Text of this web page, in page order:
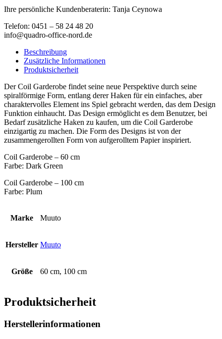
Ihre persönliche Kundenberaterin: Tanja Ceynowa
Telefon: 0451 – 58 24 48 20
info@quadro-office-nord.de
Beschreibung
Zusätzliche Informationen
Produktsicherheit
Der Coil Garderobe findet seine neue Perspektive durch seine
spiralförmige Form, entlang derer Haken für ein einfaches, aber
charaktervolles Element ins Spiel gebracht werden, das dem Design
Funktion einhaucht. Das Design ermöglicht es dem Benutzer, bei
Bedarf zusätzliche Haken zu kaufen, um die Coil Garderobe
einzigartig zu machen. Die Form des Designs ist von der
zusammengerollten Form von aufgerolltem Papier inspiriert.
Coil Garderobe – 60 cm
Farbe: Dark Green
Coil Garderobe – 100 cm
Farbe: Plum
Marke Muuto
Hersteller Muuto
Größe 60 cm, 100 cm
Produktsicherheit
Herstellerinformationen